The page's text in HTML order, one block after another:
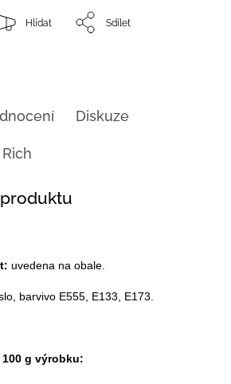
Hlídat Sdílet
Diskuze
uvedena na obale.
, barvivo E555, E133, E173.
g výrobku: